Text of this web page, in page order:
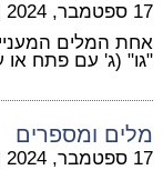
17 ספטמבר, 2024
אחת המלים
"גו" (ג' עם פתח או
מלים ומספרים
17 ספטמבר, 2024